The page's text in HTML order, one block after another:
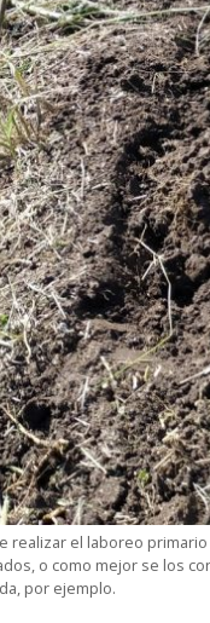
realizar el laboreo
o como mejor se los
por ejemplo.